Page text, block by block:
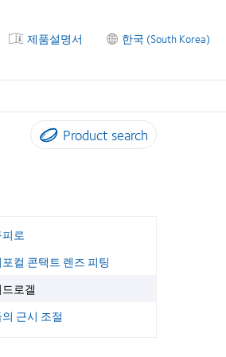
한국 (South Korea)
제품설명서
Product search
로
컬 콘택트 렌즈 피팅
로겔
근시 조절